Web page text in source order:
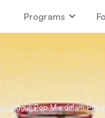
Programs
Ungguli Pop Mie dalam